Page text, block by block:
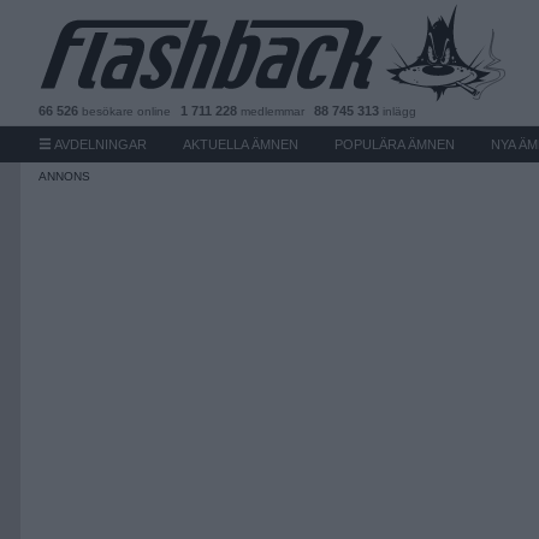
66 526 besökare online 1 711 228 medlemmar 88 745 313 inlägg
AVDELNINGAR AKTUELLA ÄMNEN POPULÄRA ÄMNEN NYA